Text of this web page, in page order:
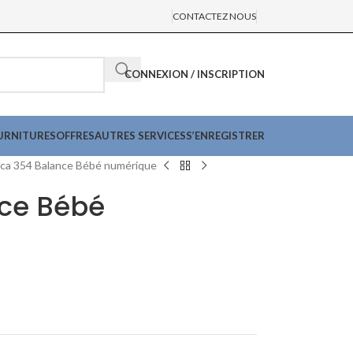
CONTACTEZ NOUS
CONNEXION / INSCRIPTION
OFFRESAUTRES SERVICESS’ENREGISTRER
354 Balance Bébé numérique
Bébé